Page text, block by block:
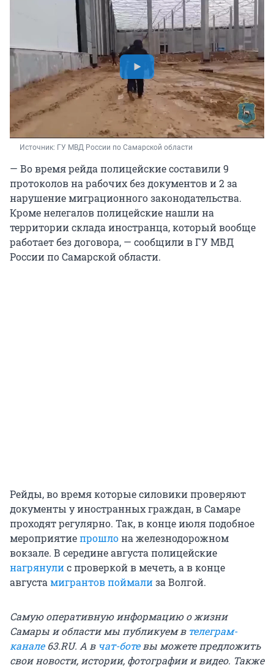
Источник: ГУ МВД России по Самарской области
— Во время рейда полицейские составили 9
протоколов на рабочих без документов и 2 за
нарушение миграционного законодательства.
Кроме нелегалов полицейские нашли на
территории склада иностранца, который вообще
работает без договора, — сообщили в ГУ МВД
России по Самарской области.
Рейды, во время которые силовики проверяют
документы у иностранных граждан, в Самаре
проходят регулярно. Так, в конце июля подобное
мероприятиепрошлона железнодорожном
вокзале. В середине августа полицейские
нагрянулис проверкой в мечеть, а в конце
августа мигрантов поймализа Волгой.
Самую оперативную информацию о жизни
Самары и области мы публикуем в телеграм-
канале63.RU. А в чат-ботевы можете предложить
свои новости, истории, фотографии и видео. Также